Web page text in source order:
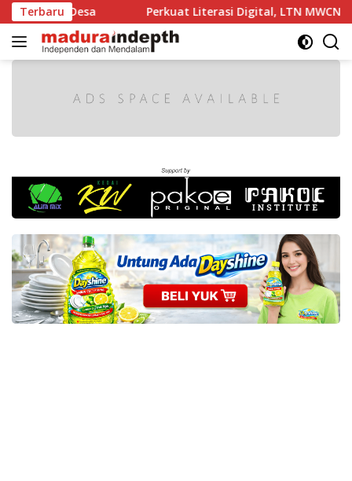
Langsung
ke
konten
Terbaru Perkuat Literasi Digital, LTN MWCNU Kota